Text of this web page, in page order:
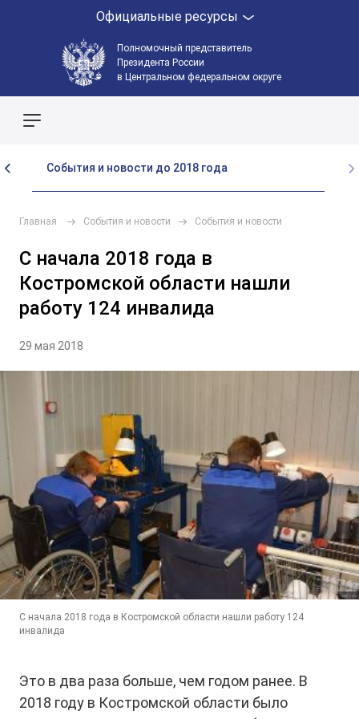
Полномочный представитель
Президента России
в Центральном федеральном округе
Официальные ресурсы
События и новости до 2018 года
Главная События и новости События и новости
С начала 2018 года в
Костромской области нашли
работу 124 инвалида
29 мая 2018
С начала 2018 года в Костромской области нашли работу 124
инвалида
Это в два раза больше, чем годом ранее. В
2018 году в Костромской области было